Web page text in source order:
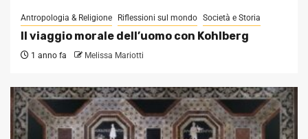
Antropologia & Religione Riflessioni sul mondo Società e Storia
Il viaggio morale dell’uomo con Kohlberg
1 anno fa Melissa Mariotti